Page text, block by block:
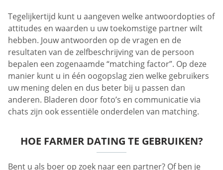
Tegelijkertijd kunt u aangeven welke antwoordopties of
attitudes en waarden u uw toekomstige partner wilt
hebben. Jouw antwoorden op de vragen en de
resultaten van de zelfbeschrijving van de persoon
bepalen een zogenaamde “matching factor”. Op deze
manier kunt u in één oogopslag zien welke gebruikers
uw mening delen en dus beter bij u passen dan
anderen. Bladeren door foto’s en communicatie via
chats zijn ook essentiële onderdelen van matching.
HOE FARMER DATING TE GEBRUIKEN?
Bent u als boer op zoek naar een partner? Of ben je